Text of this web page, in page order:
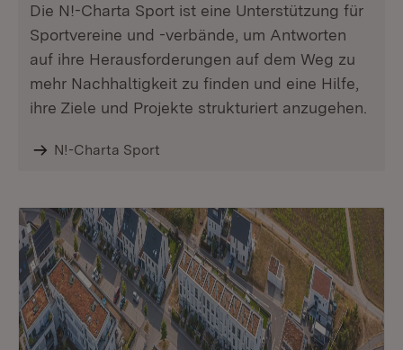
Die N!-Charta Sport ist eine Unterstützung für
Sportvereine und -verbände, um Antworten
auf ihre Herausforderungen auf dem Weg zu
mehr Nachhaltigkeit zu finden und eine Hilfe,
ihre Ziele und Projekte strukturiert anzugehen.
N!-Charta Sport